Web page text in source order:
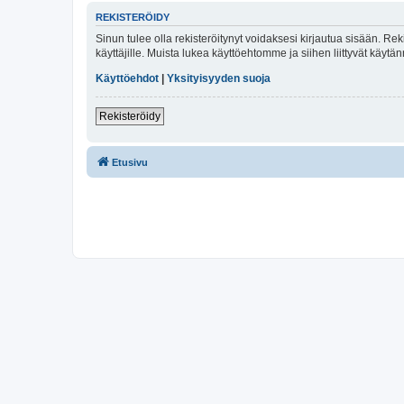
REKISTERÖIDY
Sinun tulee olla rekisteröitynyt voidaksesi kirjautua sisään.
käyttäjille. Muista lukea käyttöehtomme ja siihen liittyvät
Käyttöehdot | Yksityisyyden suoja
Rekisteröidy
Etusivu